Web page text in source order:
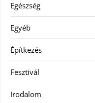
Egészség
Egyéb
Építkezés
Fesztivál
Irodalom